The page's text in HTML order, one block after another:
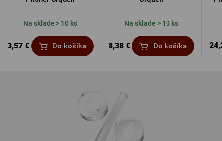
Na sklade > 10 ks
3,57 € Do košíka
Na sklade > 10 ks
8,38 € Do košíka